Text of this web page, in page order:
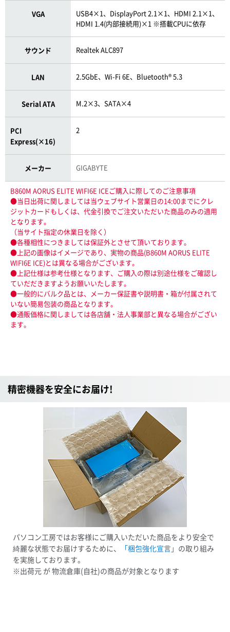
VGA
USB4×1、DisplayPort 2.1×1、HDMI 2.1×1、
HDMI 1.4(内部接続用)×1 ※搭載CPUに依存
サウンド Realtek ALC897
LAN 2.5GbE、Wi-Fi 6E、Bluetooth® 5.3
Serial ATA M.2×3、SATA×4
PCI
Express(×16)
2
メーカー GIGABYTE
B860M AORUS ELITE WIFI6E ICEご購入に際してのご注意事項
●当日出荷に関しましては当ウェブサイト営業日の14:00までにクレ
ジットカードもしくは、代金引換でご注文いただいた商品のみの適用
となります。
（当サイト指定の休業日を除く）
●各種相性につきましては保証外とさせて頂いております。
●上記の画像はイメージであり、実物の商品(B860M AORUS ELITE
WIFI6E ICE)とは異なる場合がございます。
●上記仕様は参考仕様となります、ご購入の際は別途仕様をご確認し
ていだだきますようお願いいたします。
●一般的にバルク品とは、メーカー保証書や説明書・箱が付属されて
いない簡易包装の商品となります。
●通販価格に関しましては各店舗・法人事業部と異なる場合がござい
ます。
精密機器を安全にお届け!
パソコン工房ではお客様にご購入いただいた商品をより安全で
綺麗な状態でお届けするために、
「梱包強化宣言」 の取り組み
を実施しております。
※出荷元 が 物流倉庫(自社)の商品が対象となります